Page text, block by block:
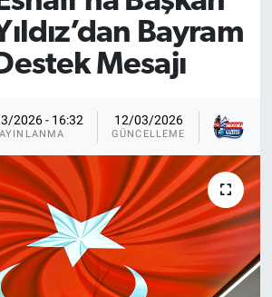
Bayram
Mesajı
2026 - 16:32 12/03/2026
GÜNCELLEME